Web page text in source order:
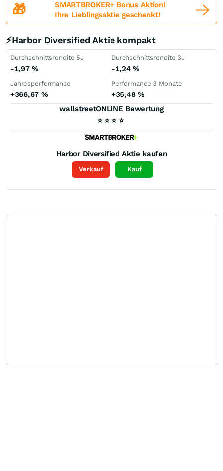
🎁
SMARTBROKER+ Bonus Aktion!
Ihre Lieblingsaktie geschenkt!
⚡Harbor Diversified Aktie kompakt
Durchschnittsrendite 5J
-1,97%
Durchschnittsrendite 3J
-1,24%
Jahresperformance
+366,67 %
Performance 3 Monate
+35,48 %
wallstreetONLINE Bewertung
⭐ ⭐ ⭐ ⭐
Harbor Diversified Aktie kaufen
Verkauf Kauf